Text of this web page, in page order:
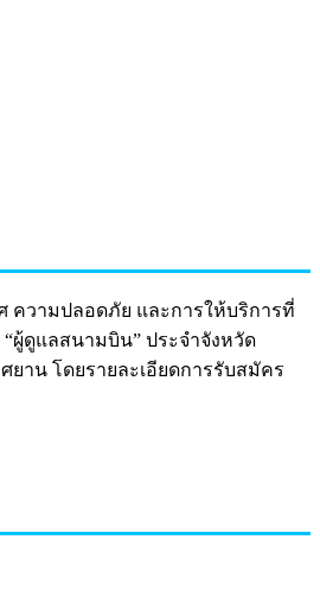
ความปลอดภัย และการให้บริการที่
ผู้ดูแลสนามบิน” ประจำจังหวัด
าน โดยรายละเอียดการรับสมัคร